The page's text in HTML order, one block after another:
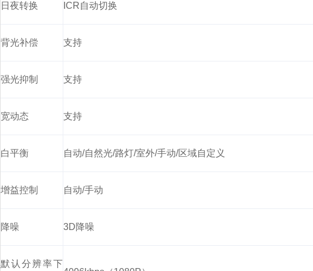
日夜转换 ICR自动切换
背光补偿 支持
强光抑制 支持
宽动态 支持
白平衡 自动/自然光/路灯/室外/手动/区域自定义
增益控制 自动/手动
降噪 3D降噪
默认分辨率下